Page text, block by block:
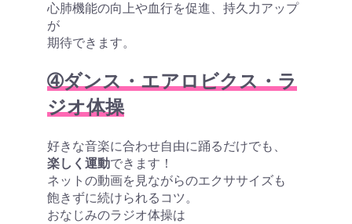
心肺機能の向上や血行を促進、持久力アップ
が
期待できます。
➃ダンス・エアロビクス・ラ
ジオ体操
好きな音楽に合わせ自由に踊るだけでも、
楽しく運動できます！
ネットの動画を見ながらのエクササイズも
飽きずに続けられるコツ。
おなじみのラジオ体操は